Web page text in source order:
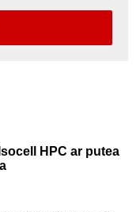
HPC ar putea